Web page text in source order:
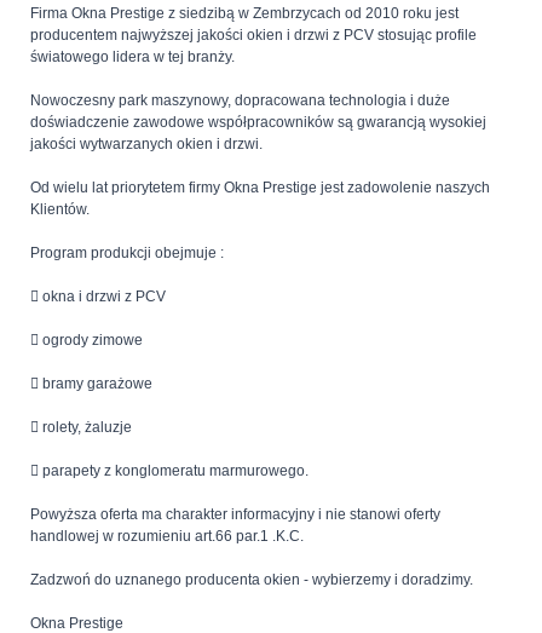
Firma Okna Prestige z siedzibą w Zembrzycach od 2010 roku jest
producentem najwyższej jakości okien i drzwi z PCV stosując profile
światowego lidera w tej branży.
Nowoczesny park maszynowy, dopracowana technologia i duże
doświadczenie zawodowe współpracowników są gwarancją wysokiej
jakości wytwarzanych okien i drzwi.
Od wielu lat priorytetem firmy Okna Prestige jest zadowolenie naszych
Klientów.
Program produkcji obejmuje :
 okna i drzwi z PCV
 ogrody zimowe
 bramy garażowe
 rolety, żaluzje
 parapety z konglomeratu marmurowego.
Powyższa oferta ma charakter informacyjny i nie stanowi oferty
handlowej w rozumieniu art.66 par.1 .K.C.
Zadzwoń do uznanego producenta okien - wybierzemy i doradzimy.
Okna Prestige